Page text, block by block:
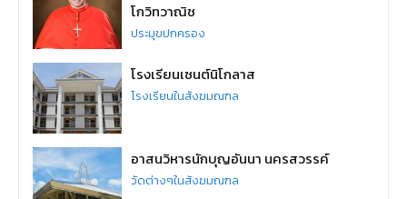
โกวิทวาณิช
ประมุขปกครอง
โรงเรียนเซนต์นิโกลาส
โรงเรียนในสังฆมณฑล
อาสนวิหารนักบุญอันนา นครสวรรค์
วัดต่างๆในสังฆมณฑล